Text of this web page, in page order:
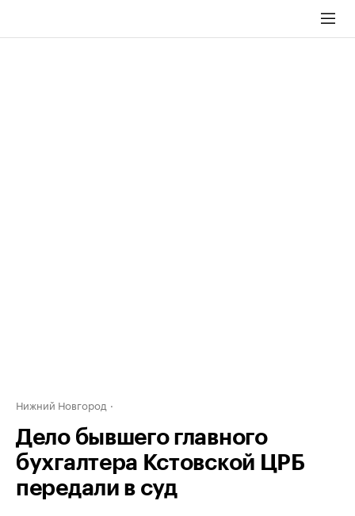
Нижний Новгород
Дело бывшего главного
бухгалтера Кстовской ЦРБ
передали в суд